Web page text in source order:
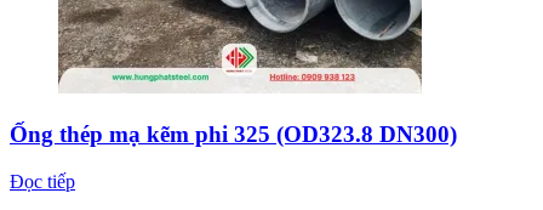
Ống thép mạ kẽm phi 325 (OD323.8 DN300)
Đọc tiếp